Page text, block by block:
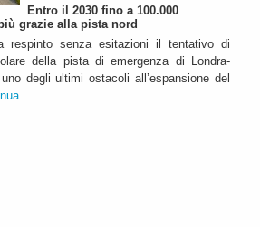
Entro il 2030 fino a 100.000
grazie alla pista nord
respinto senza esitazioni il tentativo di
della pista di emergenza di Londra-
degli ultimi ostacoli all’espansione del